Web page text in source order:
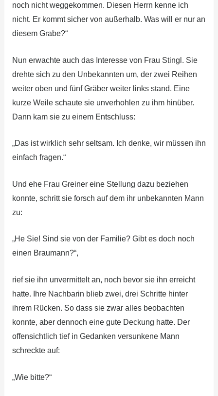
noch nicht weggekommen. Diesen Herrn kenne ich
nicht. Er kommt sicher von außerhalb. Was will er nur an
diesem Grabe?“
Nun erwachte auch das Interesse von Frau Stingl. Sie
drehte sich zu den Unbekannten um, der zwei Reihen
weiter oben und fünf Gräber weiter links stand. Eine
kurze Weile schaute sie unverhohlen zu ihm hinüber.
Dann kam sie zu einem Entschluss:
„Das ist wirklich sehr seltsam. Ich denke, wir müssen ihn
einfach fragen.“
Und ehe Frau Greiner eine Stellung dazu beziehen
konnte, schritt sie forsch auf dem ihr unbekannten Mann
zu:
„He Sie! Sind sie von der Familie? Gibt es doch noch
einen Braumann?“,
rief sie ihn unvermittelt an, noch bevor sie ihn erreicht
hatte. Ihre Nachbarin blieb zwei, drei Schritte hinter
ihrem Rücken. So dass sie zwar alles beobachten
konnte, aber dennoch eine gute Deckung hatte. Der
offensichtlich tief in Gedanken versunkene Mann
schreckte auf:
„Wie bitte?“